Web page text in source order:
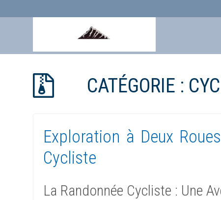
CATÉGORIE :
Exploration à Deux
Cycliste
La Randonnée Cycliste : Une